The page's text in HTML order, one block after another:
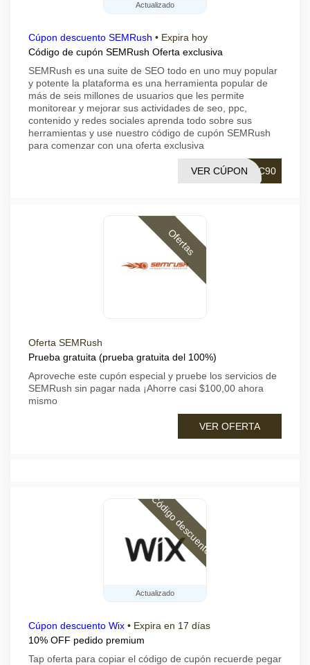
Actualizado
Cúpon descuento SEMRush • Expira hoy
Código de cupón SEMRush Oferta exclusiva
SEMRush es una suite de SEO todo en uno muy popular
y potente la plataforma es una herramienta popular de
más de seis millones de usuarios que les permite
monitorear y mejorar sus actividades de seo, ppc,
contenido y redes sociales aprenda todo sobre sus
herramientas y use nuestro código de cupón SEMRush
para comenzar con una oferta exclusiva
OC90
VER CÚPON
Ofertas
Oferta SEMRush
Prueba gratuita (prueba gratuita del 100%)
Aproveche este cupón especial y pruebe los servicios de
SEMRush sin pagar nada ¡Ahorre casi $100,00 ahora
mismo
VER OFERTA
Actualizado
Código descuento
Cúpon descuento Wix • Expira en 17 días
10% OFF pedido premium
Tap oferta para copiar el código de cupón recuerde pegar